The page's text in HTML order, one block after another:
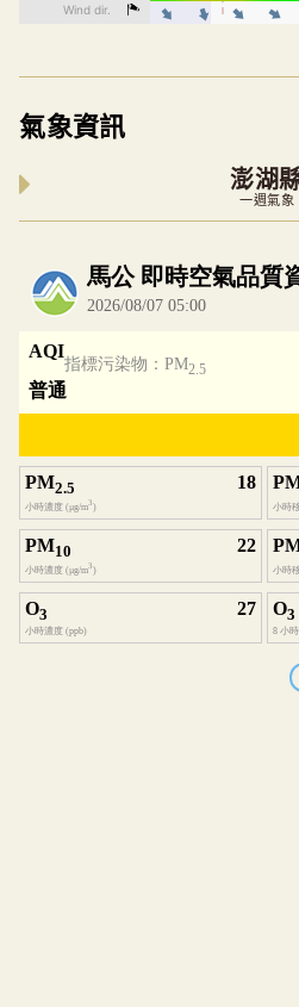
氣象資訊
澎湖
一週氣象
內嵌空氣品質小工具為